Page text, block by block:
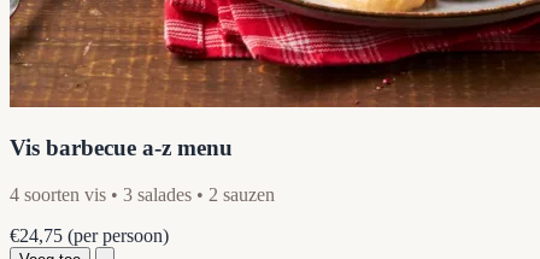
Vis barbecue a-z menu
4 soorten vis • 3 salades • 2 sauzen
€24,75 (per persoon)